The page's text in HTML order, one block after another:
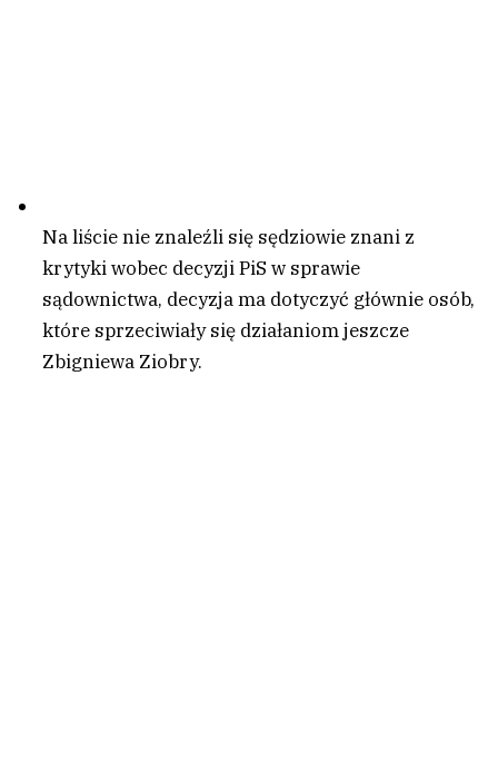
Na liście nie znaleźli się sędziowie znani z
krytyki wobec decyzji PiS w sprawie
sądownictwa, decyzja ma dotyczyć głównie osób,
które sprzeciwiały się działaniom jeszcze
Zbigniewa Ziobry.